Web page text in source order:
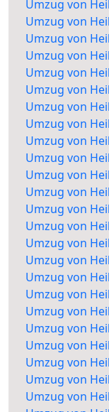
Umzug von
Umzug von
Umzug von
Umzug von
Umzug von
Umzug von
Umzug von
Umzug von
Umzug von
Umzug von
Umzug von
Umzug von
Umzug von
Umzug von
Umzug von
Umzug von
Umzug von
Umzug von
Umzug von
Umzug von
Umzug von
Umzug von
Umzug von
Umzug von